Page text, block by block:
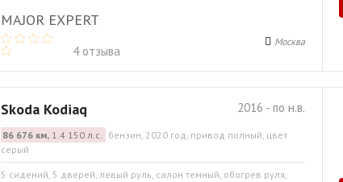
MAJOR EXPERT
4 отзыва
Москва
2016 - по н.в.
Skoda Kodiaq
86 676 км,1.4 150 л.с. бензин, 2020 год, привод полный, цвет
серый
5 сидений, 5 дверей, левый руль, салон темный, обогрев руля,